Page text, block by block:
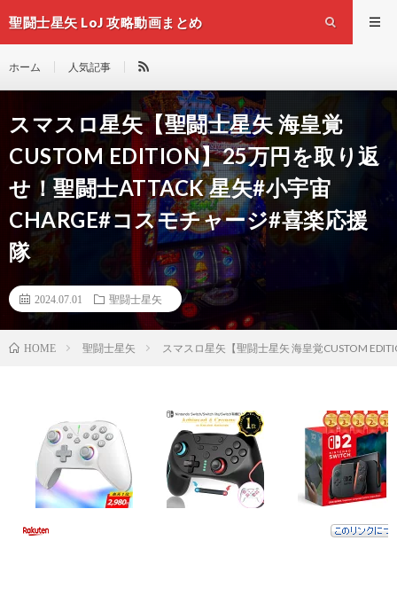
聖闘士星矢 LoJ 攻略動画まとめ
ホーム 人気記事
スマスロ星矢【聖闘士星矢 海皇覚
CUSTOM EDITION】25万円を取り返
せ！聖闘士ATTACK 星矢#小宇宙
CHARGE#コスモチャージ#喜楽応援
隊
2024.07.01 聖闘士星矢
HOME 聖闘士星矢 スマスロ星矢【聖闘士星矢 海皇覚CUSTOM